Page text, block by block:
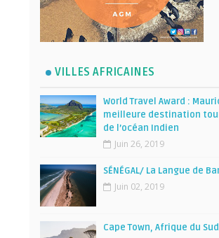
VILLES AFRICAINES
World Travel Award :
meilleure destination
de l’océan Indien
Juin 26, 2019
SÉNÉGAL/ La Langue de
Juin 02, 2019
Cape Town, Afrique du Sud